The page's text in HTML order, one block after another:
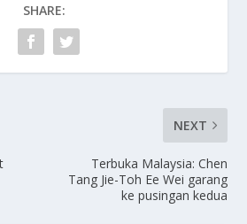
SHARE:
NEXT
Terbuka Malaysia: Chen
Tang Jie-Toh Ee Wei garang
ke pusingan kedua